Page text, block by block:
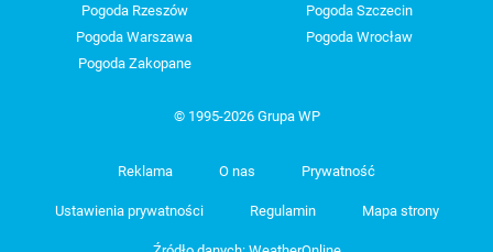
Pogoda Rzeszów
Pogoda Szczecin
Pogoda Warszawa
Pogoda Wrocław
Pogoda Zakopane
© 1995-2026 Grupa WP
Reklama O nas Prywatność
Ustawienia prywatności Regulamin Mapa strony